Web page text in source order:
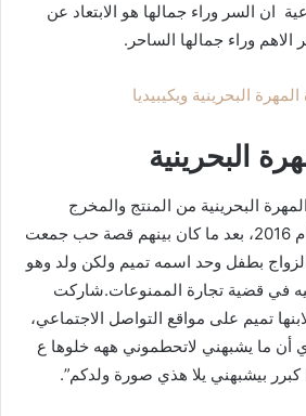
ان السر وراء جمالها هو الابتعاد عن
الاهم وراء جمالها الساحر.
البحرينية ويكيبيديا
البحرينية
البحرينية من المنتج والمخرج
الكويتي عادل المسلم عام 2016، بعد ما كان بينهم قصة حب جمعت
الزواج بطفل وحد اسمه تميم ولكن ولد وهو
في قضية تجارة الممنوعات.شاركت
تميم على مواقع التواصل الاجتماعي،
أن ما يشبهني لاتحطموني ههه خلوها ع
كبرر بيشبهني يلا هذي صورة ولدكم”.